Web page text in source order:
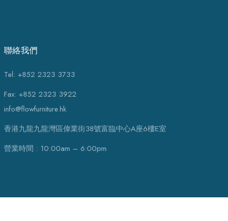
聯絡我們
Tel: +852 2323 3733
Fax: +852 2323 3922
info@flowfurniture.hk
香港九龍九龍灣區偉業街38號富臨中心A座6樓E室
營業時間 : 10:00am – 6:00pm